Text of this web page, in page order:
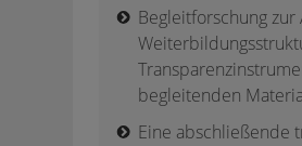
Begleitforschung zur
begleitenden
Eine abschließende